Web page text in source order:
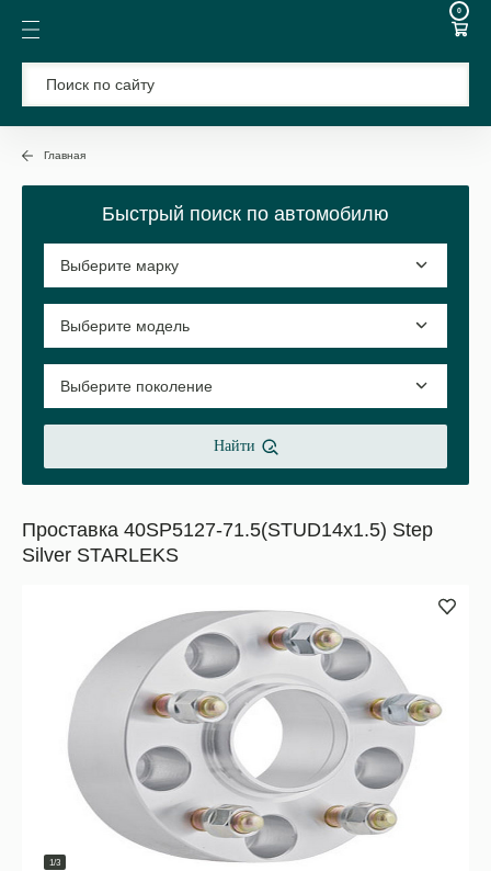
0
Главная
Быстрый поиск по автомобилю
Найти
Проставка 40SP5127-71.5(STUD14x1.5) Step
Silver STARLEKS
1/3